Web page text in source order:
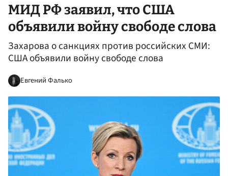
МИД РФ заявил, что США
объявили войну свободе слова
Захарова о санкциях против российских СМИ:
США объявили войну свободе слова
Евгений Фалько